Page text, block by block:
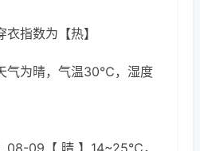
指数为【热】
气为晴，气温30℃，湿度
08-09【 晴 】14~25℃，